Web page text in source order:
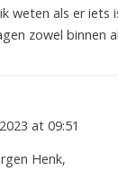
weten als er iets
zowel binnen
at 09:51
Henk,